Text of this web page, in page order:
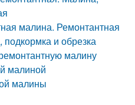
малина. Ремонтантная
и обрезка
малину
малиной
малины